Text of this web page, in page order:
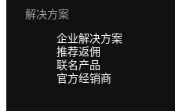
解决方案
企业解决方案
推荐返佣
联名产品
官方经销商